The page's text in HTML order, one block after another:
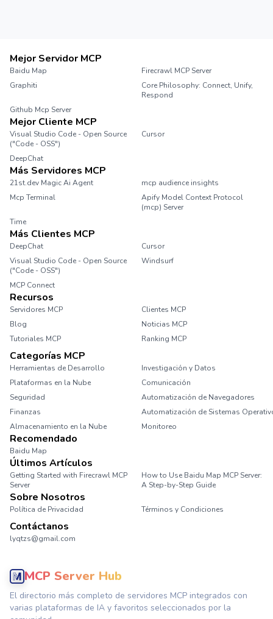
Mejor Servidor MCP
Baidu Map
Firecrawl MCP Server
Graphiti
Core Philosophy: Connect, Unify,
Respond
Github Mcp Server
Mejor Cliente MCP
Visual Studio Code - Open Source
("Code - OSS")
Cursor
DeepChat
Más Servidores MCP
21st.dev Magic Ai Agent
mcp audience insights
Mcp Terminal
Apify Model Context Protocol
(mcp) Server
Time
Más Clientes MCP
DeepChat
Cursor
Visual Studio Code - Open Source
("Code - OSS")
Windsurf
MCP Connect
Recursos
Servidores MCP
Clientes MCP
Blog
Noticias MCP
Tutoriales MCP
Ranking MCP
Categorías MCP
Herramientas de Desarrollo
Investigación y Datos
Plataformas en la Nube
Comunicación
Seguridad
Automatización de Navegadores
Finanzas
Automatización de Sistemas
Almacenamiento en la Nube
Monitoreo
Recomendado
Baidu Map
Últimos Artículos
Getting Started with Firecrawl MCP
Server
How to Use Baidu Map MCP Server:
A Step-by-Step Guide
Sobre Nosotros
Política de Privacidad Términos y Condiciones
Contáctanos
lyqtzs@gmail.com
MCP Server Hub
El directorio más completo de servidores MCP integrados con
varias plataformas de IA y favoritos seleccionados por la